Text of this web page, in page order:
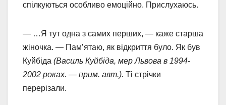
спілкуються особливо емоційно. Прислухаюсь.
— …Я тут одна з самих перших, — каже старша
жіночка. — Пам’ятаю, як відкриття було. Як був
Куйбіда (Василь Куйбіда, мер Львова в 1994-
2002 роках. — прим. авт.). Ті стрічки
перерізали.